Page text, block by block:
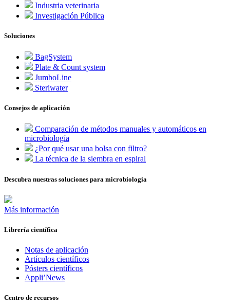
Industria veterinaria
Investigación Pública
Soluciones
BagSystem
Plate & Count system
JumboLine
Steriwater
Consejos de aplicación
Comparación de métodos manuales y automáticos en
microbiología
¿Por qué usar una bolsa con filtro?
La técnica de la siembra en espiral
Descubra nuestras soluciones para microbiología
Más información
Librería científica
Notas de aplicación
Artículos científicos
Pósters científicos
Appli’News
Centro de recursos